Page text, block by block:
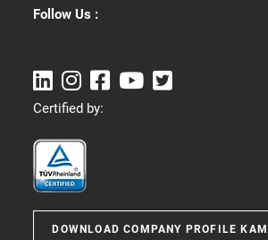
Follow Us :
Certified by:
DOWNLOAD COMPANY PROFILE KAMI